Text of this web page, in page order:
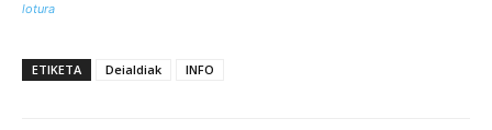
lotura
ETIKETA Deialdiak INFO